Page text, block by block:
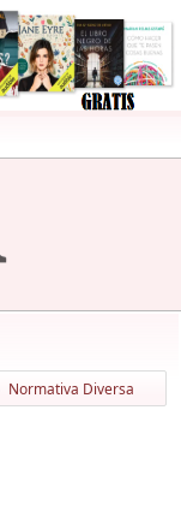
Normativa Diversa